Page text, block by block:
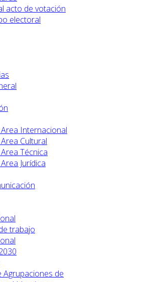
acto de votación
electoral
Internacional
Cultural
Técnica
Jurídica
trabajo
Agrupaciones de